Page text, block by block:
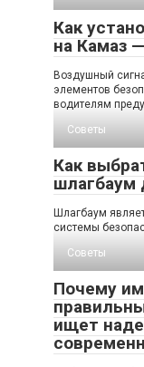
Как
на Камаз
Воздушный
элементов
водителям
Советы
Как
шлагбаум
Шлагбаум
системы
Советы
Почему
ищет